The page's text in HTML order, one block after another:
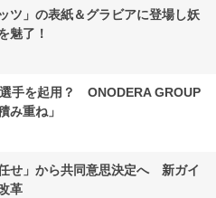
ツ」の表紙＆グラビアに登場し妖
魅了！
手を起用？ ONODERA GROUP
み重ね」
せ」から共同意思決定へ 新ガイ
革